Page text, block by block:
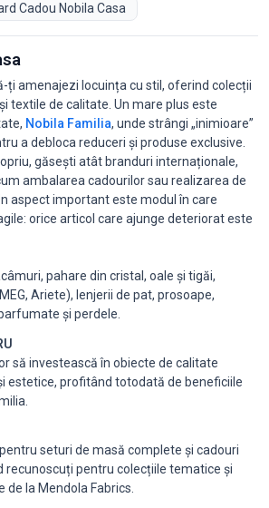
Cadou Nobila Casa
ți amenajezi locuința cu stil, oferind colecții
textile de calitate. Un mare plus este
Nobila Familia, unde strângi „inimioare”
a debloca reduceri și produse exclusive.
găsești atât branduri internaționale,
ambalarea cadourilor sau realizarea de
aspect important este modul în care
orice articol care ajunge deteriorat este
pahare din cristal, oale și tigăi,
Ariete), lenjerii de pat, prosoape,
și perdele.
să investească în obiecte de calitate
estetice, profitând totodată de beneficiile
seturi de masă complete și cadouri
recunoscuți pentru colecțiile tematice și
la Mendola Fabrics.